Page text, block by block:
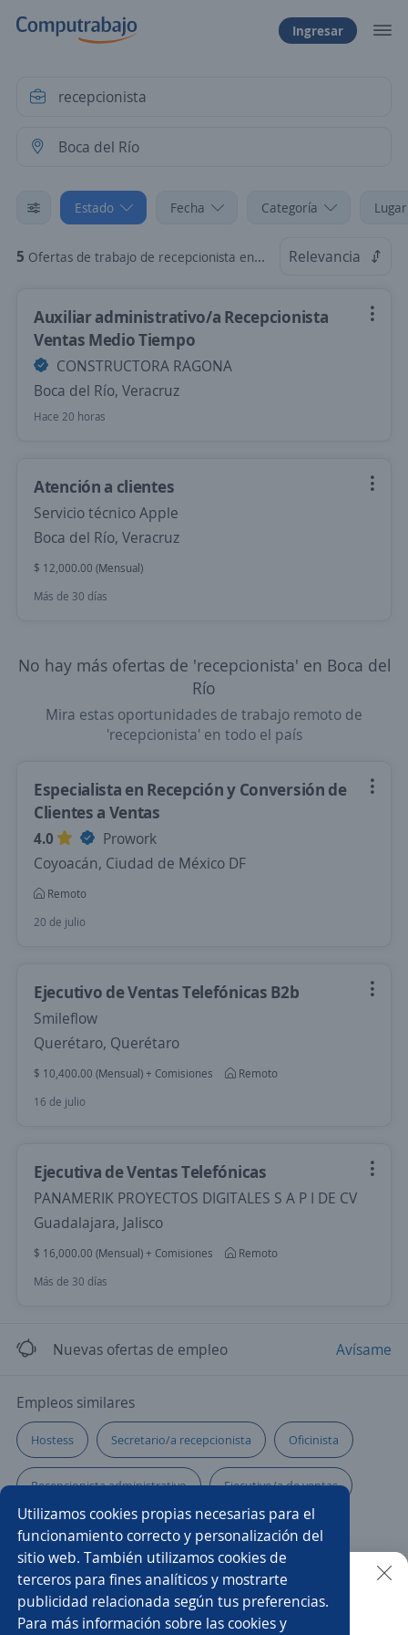
Utilizamos cookies propias necesarias para el
funcionamiento correcto y personalización del
sitio web. También utilizamos cookies de
terceros para fines analíticos y mostrarte
publicidad relacionada según tus preferencias.
Para más información sobre las cookies y
Ingresar
Estado Fecha Categoría
5 Ofertas de trabajo de recepcionista en Boca del Río, Veracruz Relevancia
Auxiliar administrativo/a Recepcionista
Ventas Medio Tiempo
CONSTRUCTORA RAGONA
Boca del Río, Veracruz
Hace 20 horas
Atención a clientes
Servicio técnico Apple
Boca del Río, Veracruz
$ 12,000.00 (Mensual)
Más de 30 días
No hay más ofertas de 'recepcionista' en Boca del
Río
Mira estas oportunidades de trabajo remoto de
'recepcionista' en todo el país
Especialista en Recepción y Conversión de
Clientes a Ventas
4.0
Prowork
Coyoacán, Ciudad de México DF
Remoto
20 de julio
Ejecutivo de Ventas Telefónicas B2b
Smileflow
Querétaro, Querétaro
$ 10,400.00 (Mensual) + Comisiones
Remoto
16 de julio
Ejecutiva de Ventas Telefónicas
PANAMERIK PROYECTOS DIGITALES S A P I DE CV
Guadalajara, Jalisco
$ 16,000.00 (Mensual) + Comisiones
Remoto
Más de 30 días
Nuevas ofertas de empleo Avísame
Empleos similares
Hostess Secretario/a recepcionista Oficinista
Recepcionista administrativo Ejecutivo/a de ventas
Recepcionista nocturno Recepcionista bilingüe
Recepcionista y asistente Supervisor/a
Secretario/a administrativo Recepcionista y capturista
Buscar es más fácil en la app